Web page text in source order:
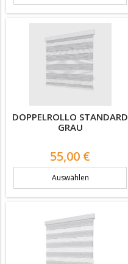
DOPPELROLLO STANDARD
GRAU
Preis
55,00 €
Auswählen